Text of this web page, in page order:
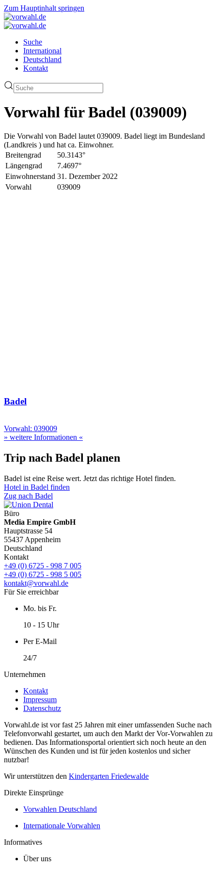
Zum Hauptinhalt springen
Suche
International
Deutschland
Kontakt
Vorwahl für Badel (039009)
Die Vorwahl von Badel lautet 039009. Badel liegt im Bundesland
(Landkreis ) und hat ca. Einwohner.
Breitengrad
50.3143°
Längengrad
7.4697°
Einwohnerstand 31. Dezember 2022
Vorwahl
039009
Badel
Vorwahl: 039009
» weitere Informationen «
Trip nach Badel planen
Badel ist eine Reise wert. Jetzt das richtige Hotel finden.
Hotel in Badel finden
Zug nach Badel
Büro
Media Empire GmbH
Hauptstrasse 54
55437 Appenheim
Deutschland
Kontakt
+49 (0) 6725 - 998 7 005
+49 (0) 6725 - 998 5 005
kontakt@vorwahl.de
Für Sie erreichbar
Mo. bis Fr.
10 - 15 Uhr
Per E-Mail
24/7
Unternehmen
Kontakt
Impressum
Datenschutz
Vorwahl.de ist vor fast 25 Jahren mit einer umfassenden Suche nach
Telefonvorwahl gestartet, um auch den Markt der Vor-Vorwahlen zu
bedienen. Das Informationsportal orientiert sich noch heute an den
Wünschen des Kunden und ist für jeden kostenlos und sicher
nutzbar!
Wir unterstützen den Kindergarten Friedewalde
Direkte Einsprünge
Vorwahlen Deutschland
Internationale Vorwahlen
Informatives
Über uns